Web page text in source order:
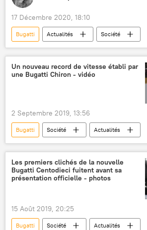
17 Décembre 2020, 18:10
Bugatti Actualités
Société
Culture
automobile
vente aux enchères
Un nouveau record de vitesse établi par
une Bugatti Chiron - vidéo
2 Septembre 2019, 13:56
Bugatti Société
Actualités
Bugatti Chiron
vitesse
record
Les premiers clichés de la nouvelle
Bugatti Centodieci fuitent avant sa
présentation officielle - photos
15 Août 2019, 20:25
Bugatti Société
Actualités